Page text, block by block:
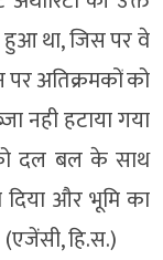
था, जिस पर वे
पर अतिक्रमकों को
नही हटाया गया
दल बल के साथ
दिया और भूमि का
(एजेंसी, हि.स.)